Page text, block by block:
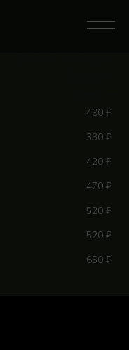
490 ₽
330 ₽
420 ₽
470 ₽
520 ₽
520 ₽
650 ₽